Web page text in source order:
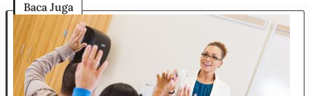
Baca Juga